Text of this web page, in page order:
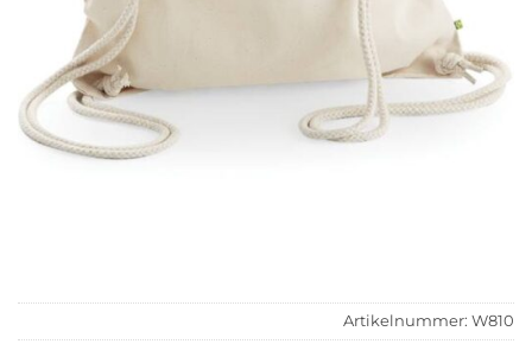
Artikelnummer: W810